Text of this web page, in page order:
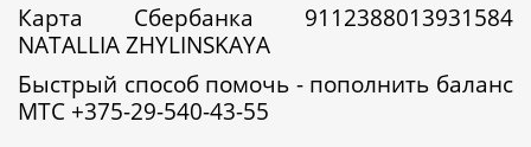
Карта Сбербанка 9112388013931584
NATALLIA ZHYLINSKAYA
Быстрый способ помочь - пополнить баланс
МТС +375-29-540-43-55